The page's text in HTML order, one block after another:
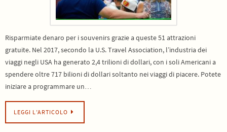
Risparmiate denaro per i souvenirs grazie a queste 51 attrazioni
gratuite. Nel 2017, secondo la U.S. Travel Association, l’industria dei
viaggi negli USA ha generato 2,4 trilioni di dollari, con i soli Americani a
spendere oltre 717 bilioni di dollari soltanto nei viaggi di piacere. Potete
iniziare a programmare un…
LEGGI L’ARTICOLO